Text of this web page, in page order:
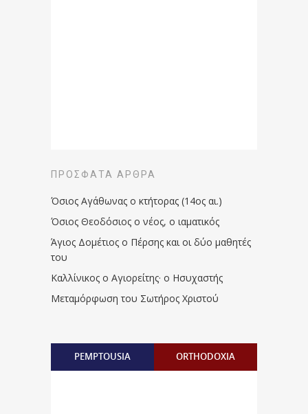
ΠΡΌΣΦΑΤΑ ΆΡΘΡΑ
Όσιος Αγάθωνας ο κτήτορας (14ος αι.)
Όσιος Θεοδόσιος ο νέος, ο ιαματικός
Άγιος Δομέτιος ο Πέρσης και οι δύο μαθητές
του
Καλλίνικος ο Αγιορείτης · ο Ησυχαστής
Μεταμόρφωση του Σωτήρος Χριστού
PEMPTOUSIA ORTHODOXIA